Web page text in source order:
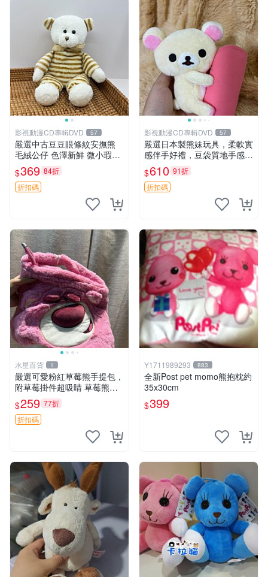
影視動漫CD專輯DVD 57
嚴選中古豆豆眼條紋安撫熊
毛絨公仔 色澤新鮮 微小瑕疵
可收藏 中古 安撫熊 條紋公仔
$369 84折
折扣碼
影視動漫CD專輯DVD 57
嚴選日本製熊妹玩具，柔軟實
感伴手好禮，豆袋質地手感
佳，抱枕小熊 recom 推薦 白
色豆袋 玩具
$610 91折
折扣碼
水星百貨 1
嚴選可愛粉紅草莓熊手提包，
附草莓掛件超吸睛 草莓熊手
提包 草莓掛件 可愛portunes
e
$259 77折
折扣碼
Y1711989293 883
全新Post pet momo熊抱枕約
35x30cm
$399